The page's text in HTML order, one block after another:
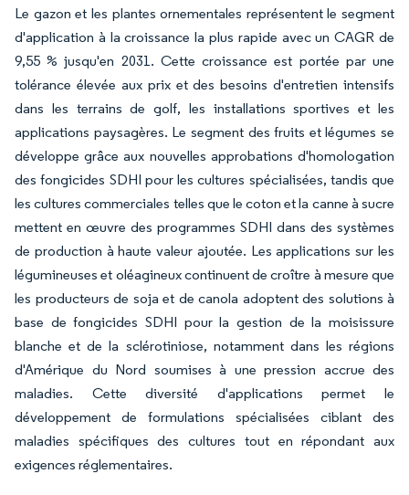
Le gazon et les plantes ornementales représentent le segment
d'application à la croissance la plus rapide avec un CAGR de
9,55 % jusqu'en 2031. Cette croissance est portée par une
tolérance élevée aux prix et des besoins d'entretien intensifs
dans les terrains de golf, les installations sportives et les
applications paysagères. Le segment des fruits et légumes se
développe grâce aux nouvelles approbations d'homologation
des fongicides SDHI pour les cultures spécialisées, tandis que
les cultures commerciales telles que le coton et la canne à sucre
mettent en œuvre des programmes SDHI dans des systèmes
de production à haute valeur ajoutée. Les applications sur les
légumineuses et oléagineux continuent de croître à mesure que
les producteurs de soja et de canola adoptent des solutions à
base de fongicides SDHI pour la gestion de la moisissure
blanche et de la sclérotiniose, notamment dans les régions
d'Amérique du Nord soumises à une pression accrue des
maladies. Cette diversité d'applications permet le
développement de formulations spécialisées ciblant des
maladies spécifiques des cultures tout en répondant aux
exigences réglementaires.